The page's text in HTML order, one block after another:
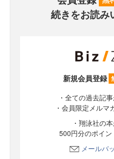
続きをお読み
新規会員登録
・全ての過去記
・会員限定メルマ
・翔泳社の
500円分のポイン
メールバ